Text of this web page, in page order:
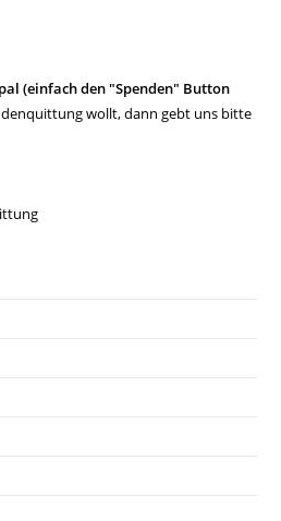
(einfach den "Spenden" Button
wollt, dann gebt uns bitte